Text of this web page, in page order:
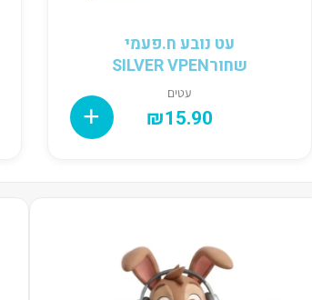
עט נובע ח.פעמי
שחורSILVER VPEN
עטים
₪15.90